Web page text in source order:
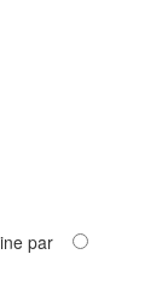
par